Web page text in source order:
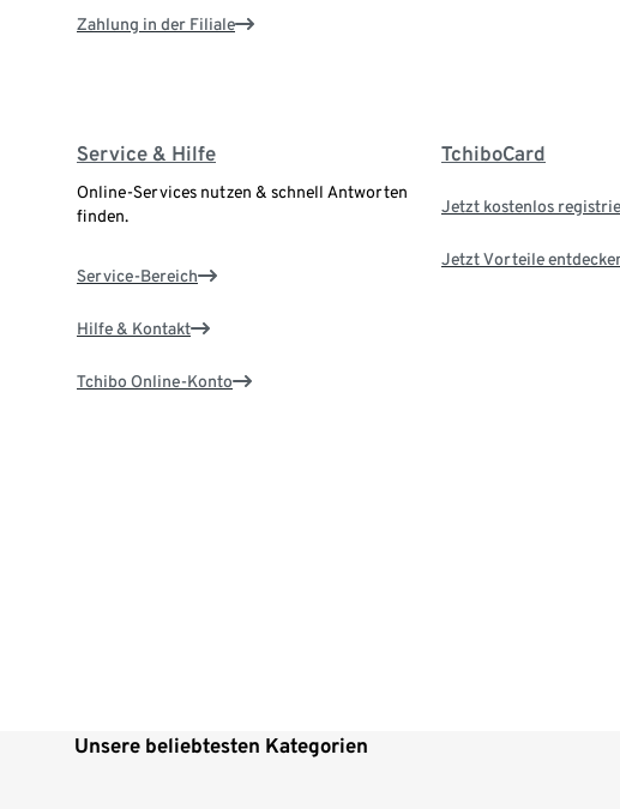
Zahlung in der Filiale
Service & Hilfe
Online-Services nutzen & schnell Antworten
finden.
Service-Bereich
Hilfe & Kontakt
Tchibo Online-Konto
TchiboCard
Jetzt kostenlos
Jetzt Vorteile
Unsere beliebtesten Kategorien